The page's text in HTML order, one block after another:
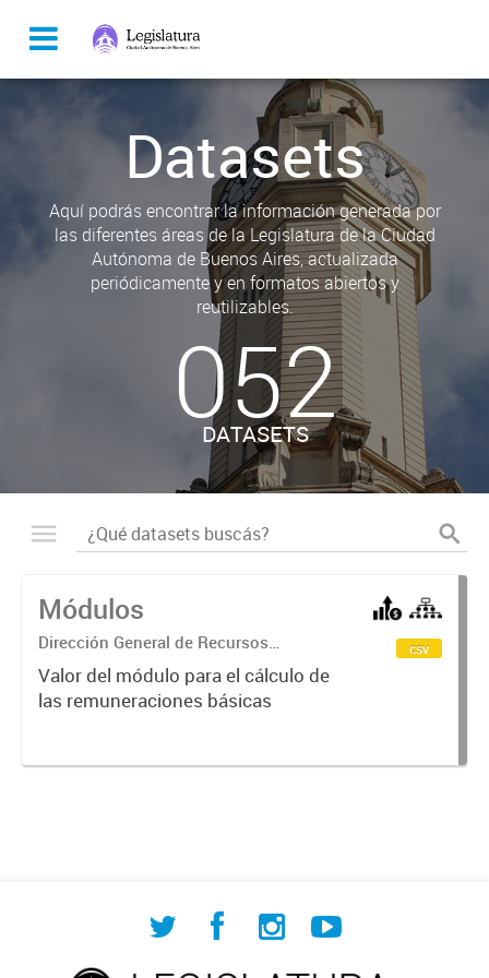
Datasets
Aquí podrás encontrar la información generada por
las diferentes áreas de la Legislatura de la Ciudad
Autónoma de Buenos Aires, actualizada
periódicamente y en formatos abiertos y
reutilizables.
052
DATASETS
Módulos
Dirección General de Recursos
Humanos
Valor del módulo para el cálculo de
las remuneraciones básicas
csv